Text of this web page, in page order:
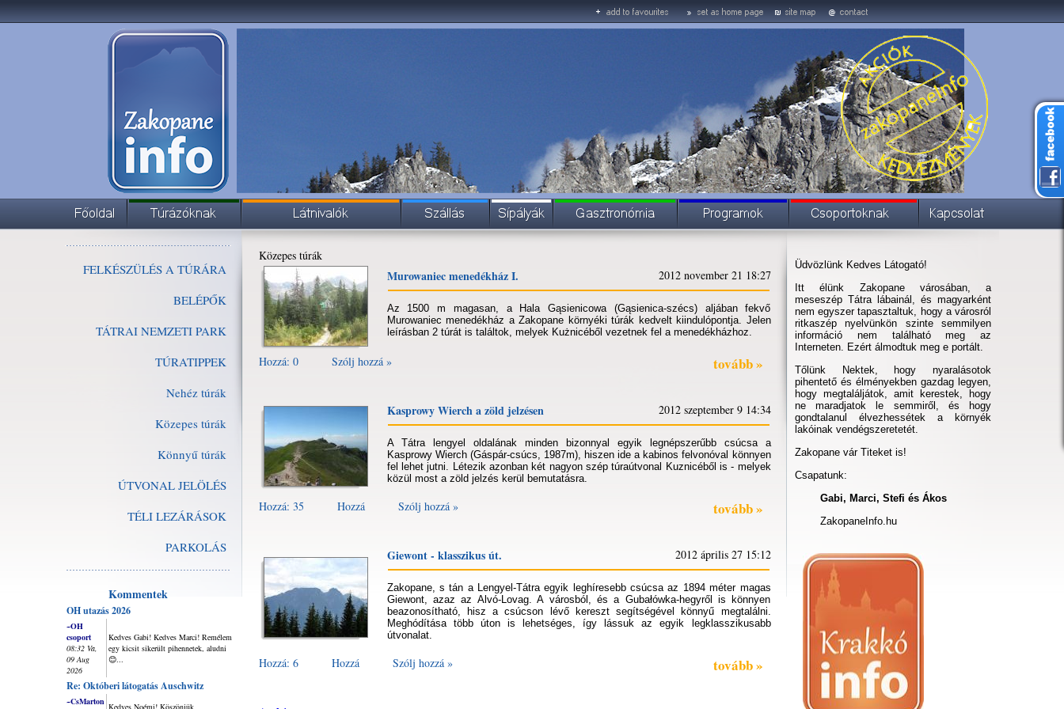
FELKÉSZÜLÉS A TÚRÁRA
BELÉPŐK
TÁTRAI NEMZETI PARK
TÚRATIPPEK
Nehéz túrák
Közepes túrák
Könnyű túrák
ÚTVONAL JELÖLÉS
TÉLI LEZÁRÁSOK
PARKOLÁS
Kommentek
OH utazás 2026
~OH
csoport
08:32 Va,
09 Aug
2026
Kedves Gabi! Kedves Marci! Remélem
egy kicsit sikerült pihennetek, aludni
😊...
Re: Októberi látogatás Auschwitz
~CsMarton Kedves Noémi! Köszönjük
Közepes túrák
Murowaniec menedékház I. 2012 november 21 18:27
Az 1500 m magasan, a Hala Gąsienicowa (Gąsienica-szécs) aljában fekvő
Murowaniec menedékház a Zakopane környéki túrák kedvelt kiindulópontja. Jelen
leírásban 2 túrát is találtok, melyek Kużnicéből vezetnek fel a menedékházhoz.
Hozzá: 0 Szólj hozzá » tovább »
Kasprowy Wierch a zöld jelzésen 2012 szeptember 9 14:34
A Tátra lengyel oldalának minden bizonnyal egyik legnépszerűbb csúcsa a
Kasprowy Wierch (Gáspár-csúcs, 1987m), hiszen ide a kabinos felvonóval könnyen
fel lehet jutni. Létezik azonban két nagyon szép túraútvonal Kuznicéből is - melyek
közül most a zöld jelzés kerül bemutatásra.
Hozzá: 35 Hozzá Szólj hozzá » tovább »
Giewont - klasszikus út. 2012 április 27 15:12
Zakopane, s tán a Lengyel-Tátra egyik leghíresebb csúcsa az 1894 méter magas
Giewont, azaz az Alvó-Lovag. A városból, és a Gubałówka-hegyről is könnyen
beazonosítható, hisz a csúcson lévő kereszt segítségével könnyű megtalálni.
Meghódítása több úton is lehetséges, így lássuk az egyik legklasszikusabb
útvonalat.
Hozzá: 6 Hozzá Szólj hozzá » tovább »
Üdvözlünk Kedves Látogató!
Itt élünk Zakopane városában, a
meseszép Tátra lábainál, és magyarként
nem egyszer tapasztaltuk, hogy a városról
ritkaszép nyelvünkön szinte semmilyen
információ nem található meg az
Interneten. Ezért álmodtuk meg e portált.
Tőlünk Nektek, hogy nyaralásotok
pihentető és élményekben gazdag legyen,
hogy megtaláljátok, amit kerestek, hogy
ne maradjatok le semmiről, és hogy
gondtalanul élvezhessétek a környék
lakóinak vendégszeretetét.
Zakopane vár Titeket is!
Csapatunk:
Gabi, Marci, Stefi és Ákos
ZakopaneInfo.hu